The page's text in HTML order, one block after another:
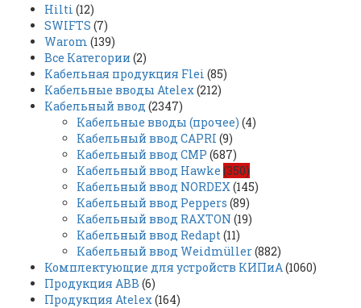
Hilti (12)
SWIFTS (7)
Warom (139)
Все Категории (2)
Кабельная продукция Flei (85)
Кабельные вводы Atelex (212)
Кабельный ввод (2347)
Кабельные вводы (прочее) (4)
Кабельный ввод CAPRI (9)
Кабельный ввод CMP (687)
Кабельный ввод Hawke (350)
Кабельный ввод NORDEX (145)
Кабельный ввод Peppers (89)
Кабельный ввод RAXTON (19)
Кабельный ввод Redapt (11)
Кабельный ввод Weidmüller(882)
Комплектующие для устройств КИПиА (1060)
Продукция ABB (6)
Продукция Atelex (164)